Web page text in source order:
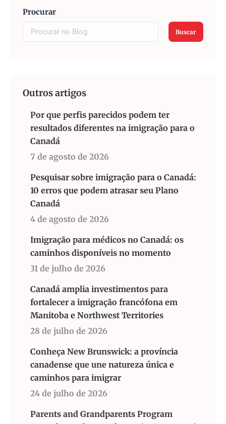
Procurar
Buscar
Outros artigos
Por que perfis parecidos podem ter
resultados diferentes na imigração para o
Canadá
7 de agosto de 2026
Pesquisar sobre imigração para o Canadá:
10 erros que podem atrasar seu Plano
Canadá
4 de agosto de 2026
Imigração para médicos no Canadá: os
caminhos disponíveis no momento
31 de julho de 2026
Canadá amplia investimentos para
fortalecer a imigração francófona em
Manitoba e Northwest Territories
28 de julho de 2026
Conheça New Brunswick: a província
canadense que une natureza única e
caminhos para imigrar
24 de julho de 2026
Parents and Grandparents Program